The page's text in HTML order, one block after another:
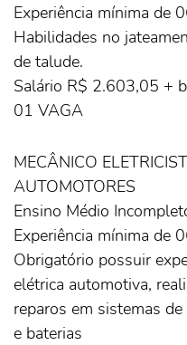
Experiência mínima de
Habilidades no
de talude.
Salário R$ 2.603,05 +
01 VAGA
MECÂNICO
AUTOMOTORES
Ensino Médio
Experiência mínima de
Obrigatório possuir
elétrica automotiva,
reparos em sistemas
e baterias